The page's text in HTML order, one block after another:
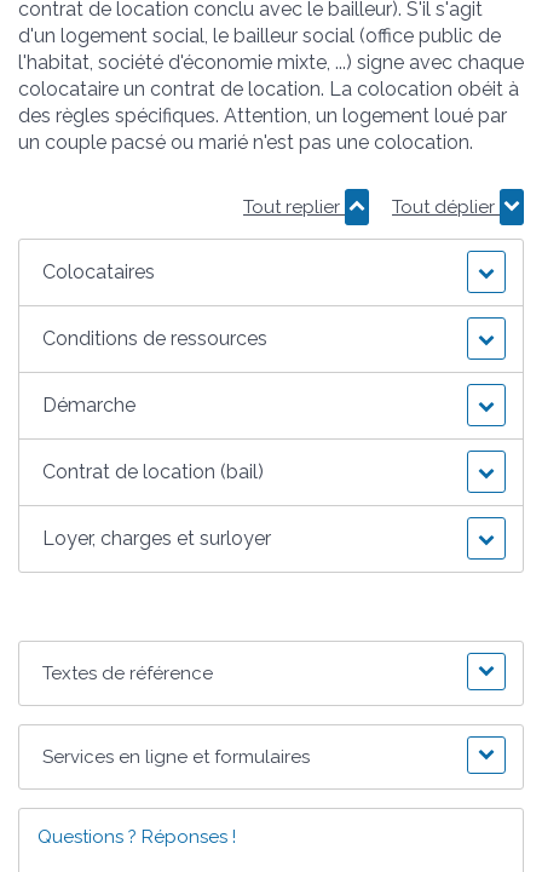
contrat de location conclu avec le bailleur). S'il s'agit
d'un logement social, le bailleur social (office public de
l'habitat, société d'économie mixte, ...) signe avec chaque
colocataire un contrat de location. La colocation obéit à
des règles spécifiques. Attention, un logement loué par
un couple pacsé ou marié n'est pas une colocation.
Tout replier Tout déplier
Colocataires
Conditions de ressources
Démarche
Contrat de location (bail)
Loyer, charges et surloyer
Textes de référence
Services en ligne et formulaires
Questions ? Réponses !